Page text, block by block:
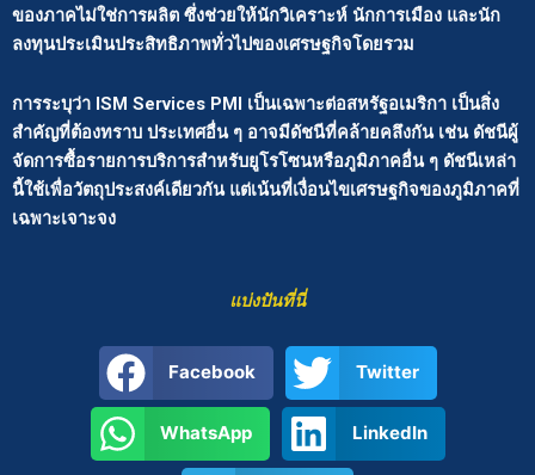
ของภาคไม่ใช่การผลิต ซึ่งช่วยให้นักวิเคราะห์ นักการเมือง และนัก
ลงทุนประเมินประสิทธิภาพทั่วไปของเศรษฐกิจโดยรวม
การระบุว่า ISM Services PMI เป็นเฉพาะต่อสหรัฐอเมริกา เป็นสิ่ง
สำคัญที่ต้องทราบ ประเทศอื่น ๆ อาจมีดัชนีที่คล้ายคลึงกัน เช่น ดัชนีผู้
จัดการซื้อรายการบริการสำหรับยูโรโซนหรือภูมิภาคอื่น ๆ ดัชนีเหล่า
นี้ใช้เพื่อวัตถุประสงค์เดียวกัน แต่เน้นที่เงื่อนไขเศรษฐกิจของภูมิภาคที่
เฉพาะเจาะจง
แบ่งปันที่นี่
Facebook Twitter
WhatsApp LinkedIn